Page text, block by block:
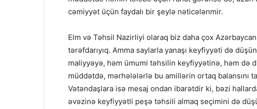
cəmiyyət üçün faydalı bir şeylə nəticələnmir.
Elm və Təhsil Nazirliyi olaraq biz daha çox Azərbaycan
tərəfdarıyıq. Amma saylarla yanaşı keyfiyyəti də
maliyyəyə, həm ümumi təhsilin keyfiyyətinə, həm də
müddətdə, mərhələlərlə bu amillərin ortaq balansını
Vətəndaşlara isə mesaj ondan ibarətdir ki, bəzi
əvəzinə keyfiyyətli peşə təhsili almaq seçimini də